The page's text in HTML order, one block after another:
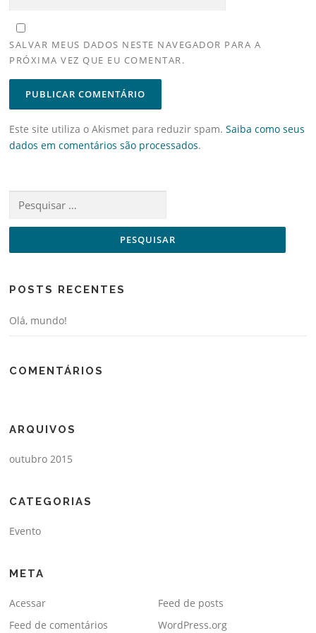
SALVAR MEUS DADOS NESTE NAVEGADOR PARA A
PRÓXIMA VEZ QUE EU COMENTAR.
Este site utiliza o Akismet para reduzir spam.Saiba como seus
dados em comentários são processados.
Pesquisar
POSTS RECENTES
Olá, mundo!
COMENTÁRIOS
ARQUIVOS
outubro 2015
CATEGORIAS
Evento
META
Acessar
Feed de posts
Feed de comentários
WordPress.org